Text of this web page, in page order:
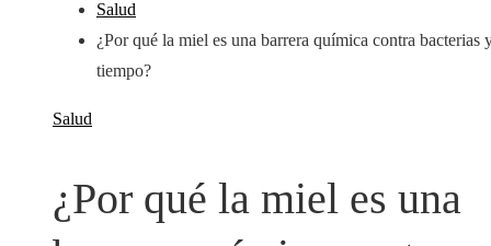
Salud
¿Por qué la miel es una barrera química contra bacterias
tiempo?
Salud
¿Por qué la miel es una